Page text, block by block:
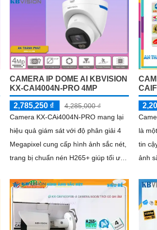
trong môi trường ánh sáng yếu hoặc
ánh sáng phức tạp như ngược sáng
CAMERA IP DOME AI KBVISION
KX-CAI4004N-PRO 4MP
2,785,250 ₫
4,285,000 ₫
Camera KX-CAi4004N-PRO mang lại
hiệu quả giám sát với độ phân giải 4
Megapixel cung cấp hình ảnh sắc nét,
trang bị chuẩn nén H265+ giúp tối ưu
trữ. Bên cạnh đó camera còn đem lại
khả năng phát hiện thông minh như
hàng rào ảo, xâm nhập, và phân biệt
người/xe (SMD Plus) bảo vệ an ninh
là
tin
ảnh